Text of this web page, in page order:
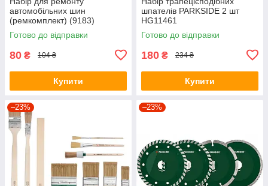
автомобільних шин
(ремкомплект) (9183)
Готово до відправки
80 ₴ 104 ₴
Купити
шпателів PARKSIDE 2 шт
HG11461
Готово до відправки
180 ₴ 234 ₴
Купити
–23% –23%